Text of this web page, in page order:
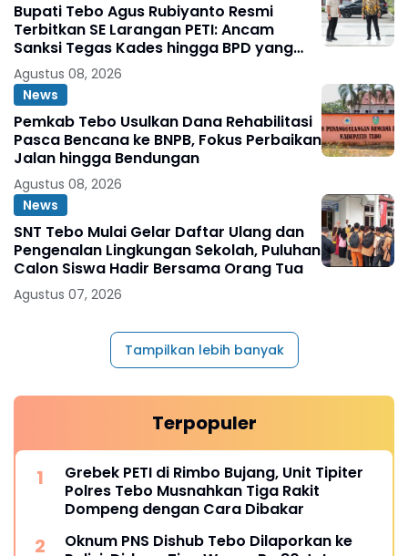
Bupati Tebo Agus Rubiyanto Resmi
Terbitkan SE Larangan PETI: Ancam
Sanksi Tegas Kades hingga BPD yang
Terlibat
Agustus 08, 2026
News
Pemkab Tebo Usulkan Dana Rehabilitasi
Pasca Bencana ke BNPB, Fokus Perbaikan
Jalan hingga Bendungan
Agustus 08, 2026
News
SNT Tebo Mulai Gelar Daftar Ulang dan
Pengenalan Lingkungan Sekolah, Puluhan
Calon Siswa Hadir Bersama Orang Tua
Agustus 07, 2026
Tampilkan lebih banyak
Terpopuler
Grebek PETI di Rimbo Bujang, Unit Tipiter
Polres Tebo Musnahkan Tiga Rakit
Dompeng dengan Cara Dibakar
Oknum PNS Dishub Tebo Dilaporkan ke